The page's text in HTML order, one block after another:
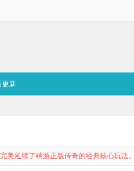
更新
游正版传奇的经典核心玩法。游戏